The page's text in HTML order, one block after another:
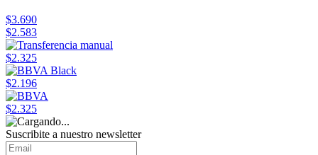
$3.690
$2.583
$2.325
$2.196
$2.325
Suscribite a nuestro newsletter